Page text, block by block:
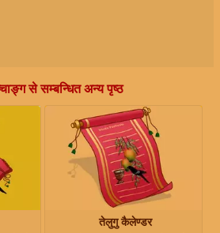
से सम्बन्धित अन्य पृष्ठ
तेलुगु कैलेण्डर